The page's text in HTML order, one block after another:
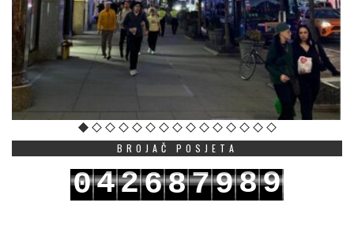
BROJAČ POSJETA
042687989